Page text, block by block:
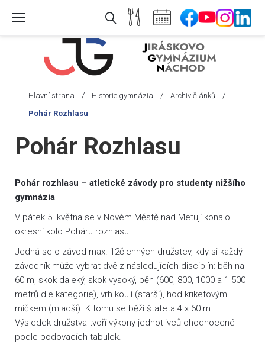
Hlavní strana / Historie gymnázia / Archiv článků /
Pohár Rozhlasu
Pohár Rozhlasu
Pohár rozhlasu – atletické závody pro studenty nižšího
gymnázia
V pátek 5. května se v Novém Městě nad Metují konalo
okresní kolo Poháru rozhlasu.
Jedná se o závod max. 12členných družstev, kdy si každý
závodník může vybrat dvě z následujících disciplín: běh na
60 m, skok daleký, skok vysoký, běh (600, 800, 1000 a 1 500
metrů dle kategorie), vrh koulí (starší), hod kriketovým
míčkem (mladší). K tomu se běží štafeta 4 x 60 m.
Výsledek družstva tvoří výkony jednotlivců ohodnocené
podle bodovacích tabulek.